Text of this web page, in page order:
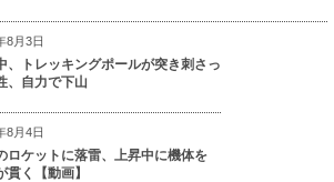
8月3日
、トレッキングポールが突き刺さっ
、自力で下山
8月4日
ロケットに落雷、上昇中に機体を
貫く【動画】